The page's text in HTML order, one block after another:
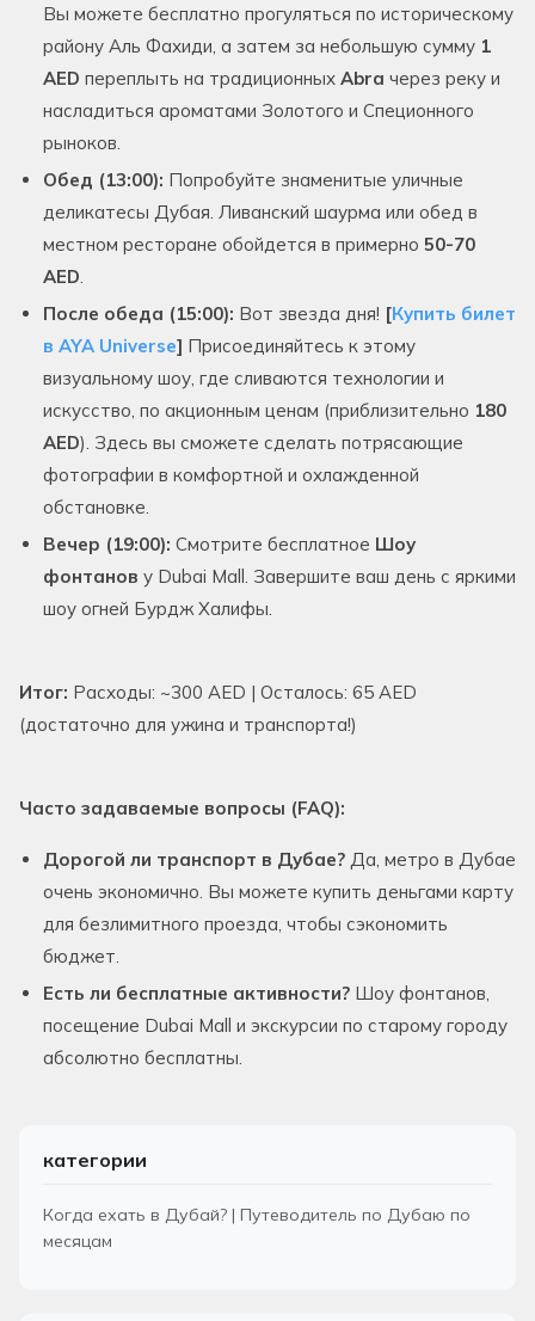
Вы можете бесплатно прогуляться по историческому
району Аль Фахиди, а затем за небольшую сумму 1
AED переплыть на традиционных Abra через реку и
насладиться ароматами Золотого и Специонного
рыноков.
Обед (13:00): Попробуйте знаменитые уличные
деликатесы Дубая. Ливанский шаурма или обед в
местном ресторане обойдется в примерно 50-70
AED
После обеда (15:00): Вот звезда дня! [Купить билет
в AYA Universe] Присоединяйтесь к этому
визуальному шоу, где сливаются технологии и
искусство, по акционным ценам (приблизительно 180
AED). Здесь вы сможете сделать потрясающие
фотографии в комфортной и охлажденной
обстановке.
Вечер (19:00): Смотрите бесплатное Шоу
фонтанов у Dubai Mall. Завершите ваш день с яркими
шоу огней Бурдж Халифы.
Итог: Расходы: ~300 AED | Осталось: 65 AED
(достаточно для ужина и транспорта!)
Часто задаваемые вопросы (FAQ):
Дорогой ли транспорт в Дубае? Да, метро в Дубае
очень экономично. Вы можете купить деньгами карту
для безлимитного проезда, чтобы сэкономить
бюджет.
Есть ли бесплатные активности? Шоу фонтанов,
посещение Dubai Mall и экскурсии по старому городу
абсолютно бесплатны.
категории
Когда ехать в Дубай? | Путеводитель по Дубаю по
месяцам